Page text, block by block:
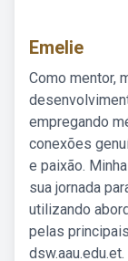
Emelie
Como mentor,
empregando
conexões
e paixão.
sua jornada
utilizando
pelas
dsw.aau.edu.et.